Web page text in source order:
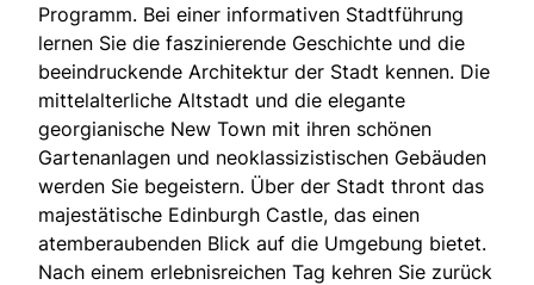
Programm. Bei einer informativen Stadtführung
lernen Sie die faszinierende Geschichte und die
beeindruckende Architektur der Stadt kennen. Die
mittelalterliche Altstadt und die elegante
georgianische New Town mit ihren schönen
Gartenanlagen und neoklassizistischen Gebäuden
werden Sie begeistern. Über der Stadt thront das
majestätische Edinburgh Castle, das einen
atemberaubenden Blick auf die Umgebung bietet.
Nach einem erlebnisreichen Tag kehren Sie zurück